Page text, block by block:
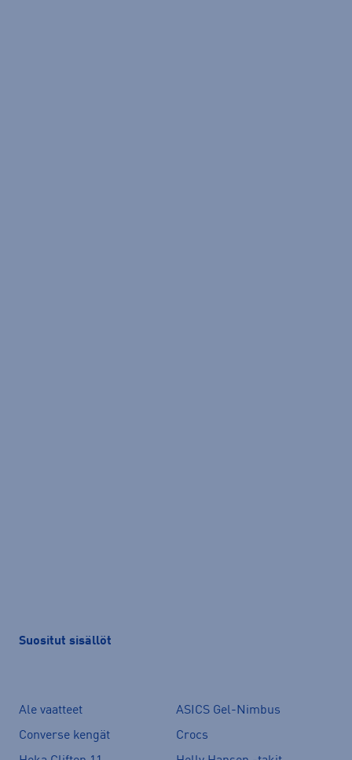
Suositut sisällöt
Ale vaatteet
ASICS Gel-Nimbus
Converse kengät
Crocs